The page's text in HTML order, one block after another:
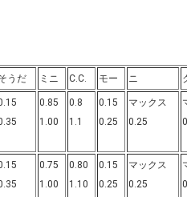
うだ ミニ C.C. モー ニ
0.85
1.00
0.8
1.1
0.15
0.25
マックス
0.25
0.75
1.00
0.80
1.10
0.15
0.25
マックス
0.25